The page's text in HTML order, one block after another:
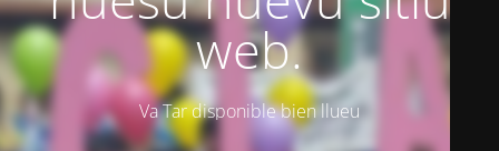
web.
Va Tar disponible bien llueu